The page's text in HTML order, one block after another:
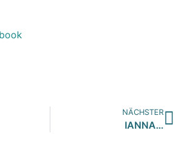
NÄCHSTER
IANNA…